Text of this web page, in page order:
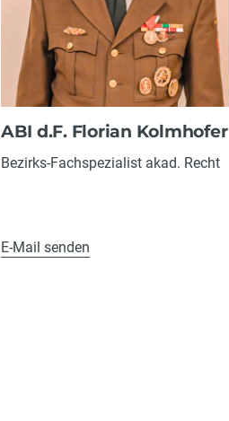
ABI d.F. Florian Kolmhofer
Bezirks-Fachspezialist akad. Recht
E-Mail senden